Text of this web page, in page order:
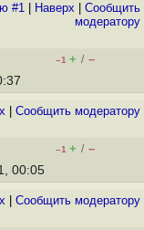
#1 Наверх
Cообщить
модератору
–1 + / –
Cообщить модератору
–1 + / –
00:05
Cообщить модератору